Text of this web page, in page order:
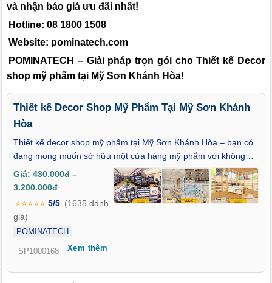
và nhận báo giá ưu đãi nhất!
Hotline: 08 1800 1508
Website: pominatech.com
POMINATECH – Giải pháp trọn gói cho Thiết kế Decor
shop mỹ phẩm tại Mỹ Sơn Khánh Hòa!
Thiết kế Decor Shop Mỹ Phẩm Tại Mỹ Sơn Khánh
Hòa
Thiết kế decor shop mỹ phẩm tại Mỹ Sơn Khánh Hòa – bạn có
đang mong muốn sở hữu một cửa hàng mỹ phẩm với không
gian sang trọng, tinh tế và đủ sức chinh phục ánh nhìn của mọi
khách hàng ngay từ khoảnh khắc đầu tiên? Trong kinh doanh
mỹ phẩm, decor không chỉ đơn thuần là trang trí, mà còn là
nghệ thuật nâng tầm thương hiệu và tạo nên trải nghiệm mua
sắm đẳng cấp. Bài viết này sẽ giúp bạn khám phá những ý
tưởng thiết kế hiện đại, sáng tạo, phù hợp để biến shop mỹ
phẩm tại Mỹ Sơn Khánh Hòa trở thành điểm đến ấn tượng.
Giá: 430.000đ –
3.200.000đ
⭐⭐⭐⭐⭐ 5/5 (1635 đánh
giá)
POMINATECH
SP1000168 Xem thêm